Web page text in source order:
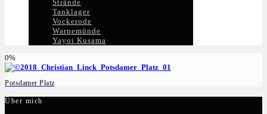
Strände
Tanklager
Vockerode
Warnemünde
Yayoi Kusama
0%
Potsdamer Platz
Über mich